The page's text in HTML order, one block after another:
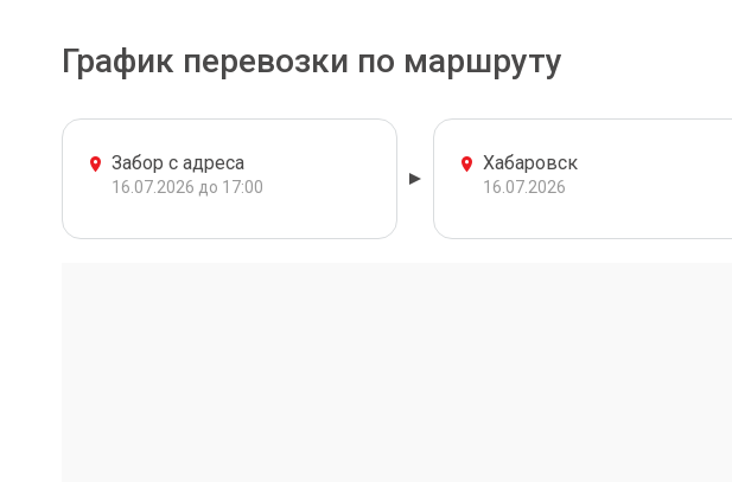
График перевозки по маршруту
Забор с адреса
16.07.2026 до 17:00
Хабаровск
16.07.2026